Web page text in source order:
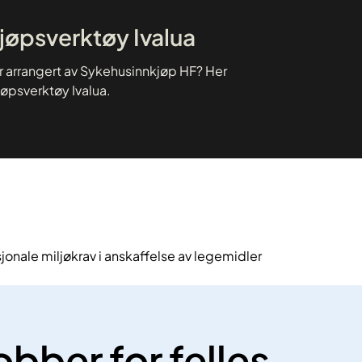
Ivalua
av Sykehusinnkjøp HF? Her
Ivalua.
miljøkrav i anskaffelse av legemidler